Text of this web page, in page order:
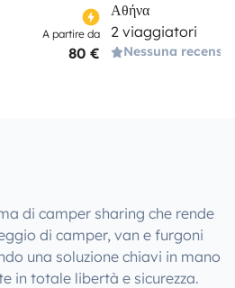
A partire da
80 €
Αθήνα
2 viaggiatori
Nessuna
di camper sharing che rende
di camper, van e furgoni
una soluzione chiavi in mano
in totale libertà e sicurezza.